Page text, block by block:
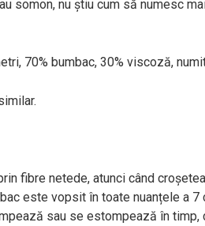
somon, nu știu cum să numesc
70% bumbac, 30% viscoză,
fibre netede, atunci când
este vopsit în toate nuanțele a 7
sau se estompează în timp,